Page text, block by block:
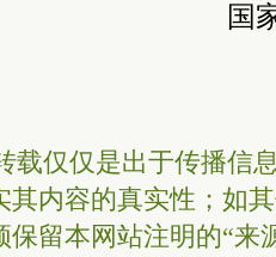
国
载仅仅是出于传播信
其内容的真实性；如
留本网站注明的“来